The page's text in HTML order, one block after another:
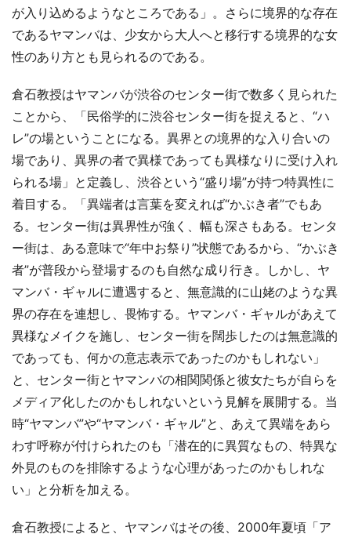
が入り込めるようなところである」。さらに境界的な存在
であるヤマンバは、少女から大人へと移行する境界的な女
性のあり方とも見られるのである。
倉石教授はヤマンバが渋谷のセンター街で数多く見られた
ことから、「民俗学的に渋谷センター街を捉えると、“ハ
レ”の場ということになる。異界との境界的な入り合いの
場であり、異界の者で異様であっても異様なりに受け入れ
られる場」と定義し、渋谷という“盛り場”が持つ特異性に
着目する。「異端者は言葉を変えれば“かぶき者”でもあ
る。センター街は異界性が強く、幅も深さもある。センタ
ー街は、ある意味で“年中お祭り”状態であるから、“かぶき
者”が普段から登場するのも自然な成り行き。しかし、ヤ
マンバ・ギャルに遭遇すると、無意識的に山姥のような異
界の存在を連想し、畏怖する。ヤマンバ・ギャルがあえて
異様なメイクを施し、センター街を闊歩したのは無意識的
であっても、何かの意志表示であったのかもしれない」
と、センター街とヤマンバの相関関係と彼女たちが自らを
メディア化したのかもしれないという見解を展開する。当
時“ヤマンバ”や“ヤマンバ・ギャル”と、あえて異端をあら
わす呼称が付けられたのも「潜在的に異質なもの、特異な
外見のものを排除するような心理があったのかもしれな
い」と分析を加える。
倉石教授によると、ヤマンバはその後、2000年夏頃「ア